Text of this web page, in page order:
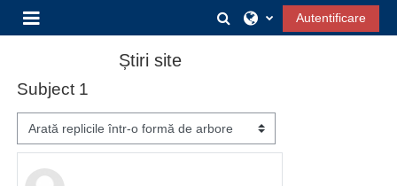
Panou lateral
Afișați căutarea
Autentificare
Știri site
Subject 1
Afişează mod